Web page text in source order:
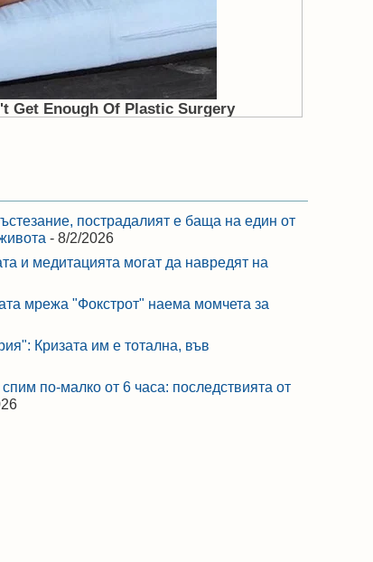
пострадалият е баща на един от
- 8/2/2026
и медитацията могат да навредят на
мрежа "Фокстрот" наема момчета за
Кризата им е тотална, във
по-малко от 6 часа: последствията от